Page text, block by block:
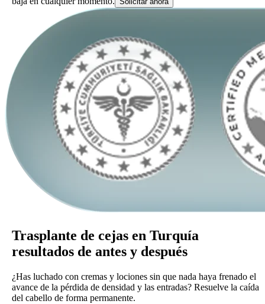
Trasplante de cejas en Turquía
resultados de antes y después
¿Has luchado con cremas y lociones sin que nada haya frenado el
avance de la pérdida de densidad y las entradas? Resuelve la caída
del cabello de forma permanente.